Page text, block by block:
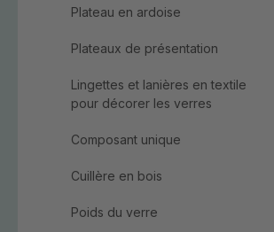
Plateau en ardoise
Plateaux de présentation
Lingettes et lanières en textile
pour décorer les verres
Composant unique
Cuillère en bois
Poids du verre